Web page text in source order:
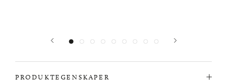
PRODUKTEGENSKAPER